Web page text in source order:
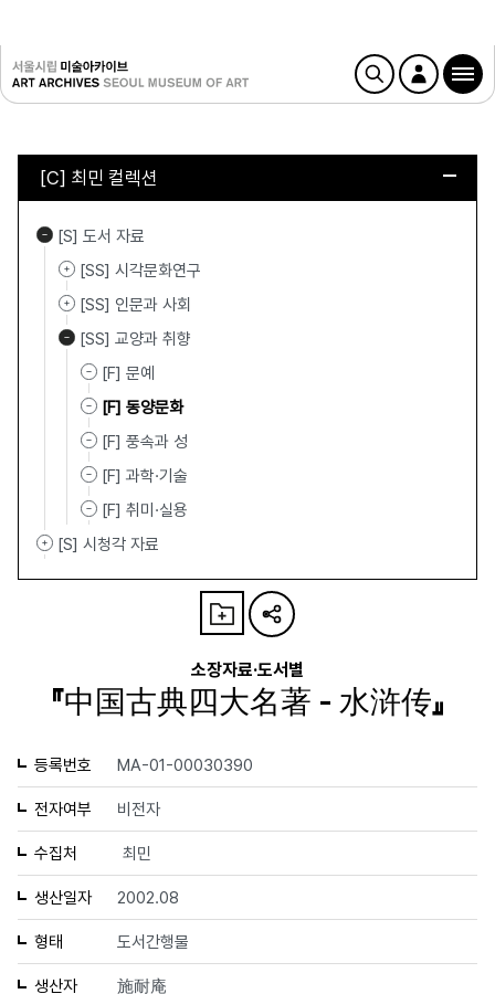
[C] 최민 컬렉션
[S] 도서 자료
[SS] 시각문화연구
[SS] 인문과 사회
[SS] 교양과 취향
[F] 문예
[F] 동양문화
[F] 풍속과 성
[F] 과학·기술
[F] 취미·실용
[S] 시청각 자료
소장자료·도서별
『中国古典四大名著 - 水浒传』
등록번호 MA-01-00030390
전자여부 비전자
수집처 최민
생산일자 2002.08
형태 도서간행물
생산자 施耐庵